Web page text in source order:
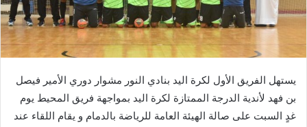
يستهل الفريق الأول لكرة اليد بنادي النور مشوار دوري الأمير فيصل
بن فهد لأندية الدرجة الممتازة لكرة اليد بمواجهة فريق المحيط يوم
غدٍ السبت على صالة الهيئة العامة للرياضة بالدمام و يقام اللقاء عند